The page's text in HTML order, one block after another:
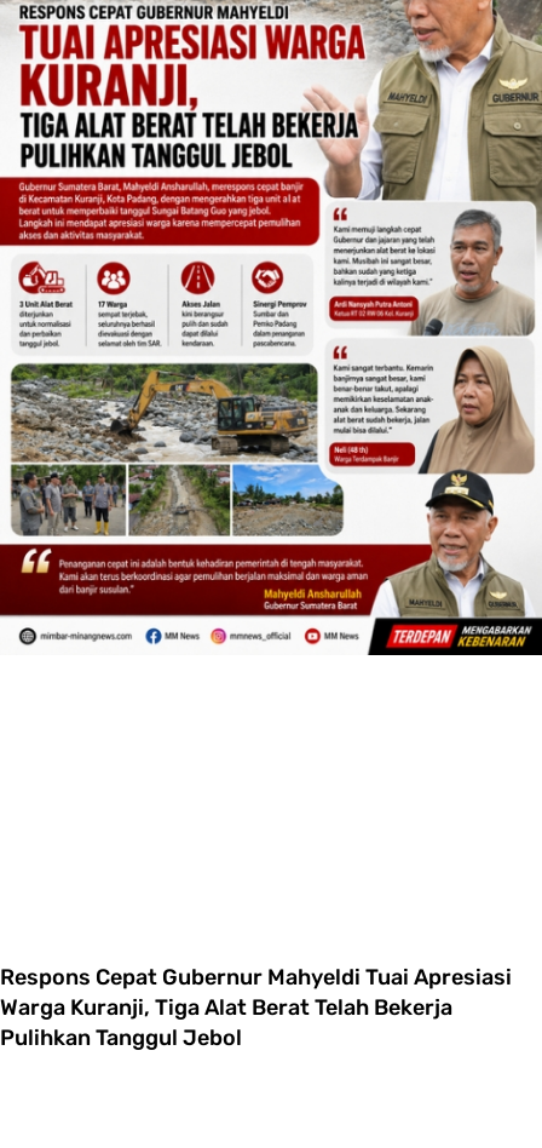
Respons Cepat Gubernur Mahyeldi Tuai Apresiasi
Warga Kuranji, Tiga Alat Berat Telah Bekerja
Pulihkan Tanggul Jebol